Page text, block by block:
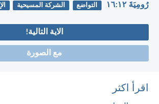
رُومِيَةَ ١٢:‏١٦ التواضع الشركة المسيحية
الاية التالية!
مع الصورة
اقرأ اكثر